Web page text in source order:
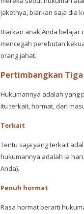
jaketnya, biarkan saja dia
Biarkan anak Anda belajar
mencegah perebutan
orang jahat.
Pertimbangkan Tiga
Hukumannya adalah yang
itu terkait, hormat, dan
Terkait
Tentu saja yang terkait
hukumannya adalah ia
Anda).
Penuh hormat
Rasa hormat berarti